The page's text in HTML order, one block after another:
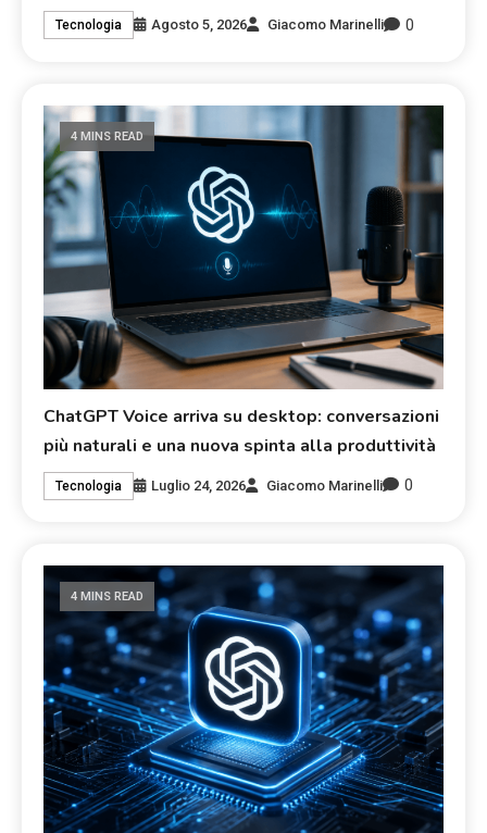
Tecnologia Agosto 5, 2026 Giacomo Marinelli 0
4 MINS READ
ChatGPT Voice arriva su desktop: conversazioni
più naturali e una nuova spinta alla produttività
Tecnologia Luglio 24, 2026 Giacomo Marinelli 0
4 MINS READ